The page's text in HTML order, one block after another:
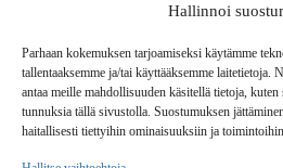
Hallinnoi
Parhaan kokemuksen tarjoamiseksi käytämme
tallentaaksemme ja/tai käyttääksemme
antaa meille mahdollisuuden käsitellä tietoja,
tunnuksia tällä sivustolla. Suostumuksen
haitallisesti tiettyihin ominaisuuksiin ja
Tavarantoimitus /
Vaihto ja